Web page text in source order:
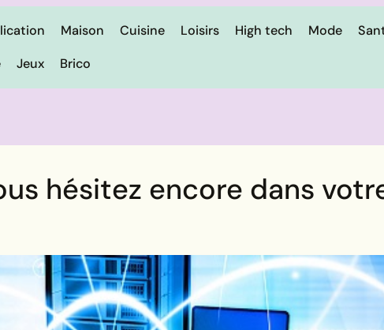
Maison Cuisine Loisirs High tech Mode
Jeux Brico
hésitez encore dans